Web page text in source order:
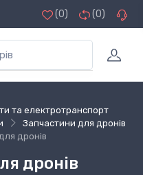
(0) (0)
та електротранспорт
Запчастини для дронів
дронів
дронів